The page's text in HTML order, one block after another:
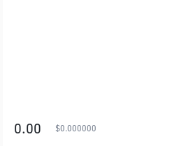
0.00 $0.000000